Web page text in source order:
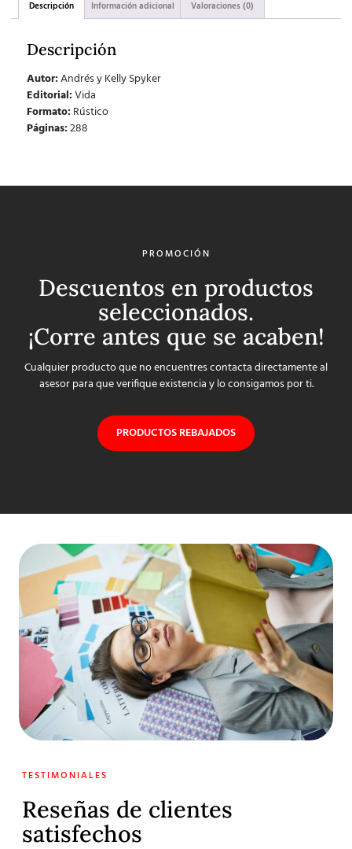
Descripción Información adicional Valoraciones (0)
Descripción
Autor:Andrés y Kelly Spyker
Editorial:Vida
Formato:Rústico
Páginas:288
PROMOCIÓN
Descuentos en productos
seleccionados.
¡Corre antes que se acaben!
Cualquier producto que no encuentres contacta directamente al
asesor para que verifique existencia y lo consigamos por ti.
PRODUCTOS REBAJADOS
TESTIMONIALES
Reseñas de clientes
satisfechos